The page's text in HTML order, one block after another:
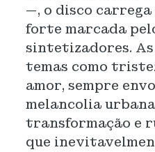
—, o disco
forte marcada
sintetizadores.
temas como
amor, sempre
melancolia
transformação e
que